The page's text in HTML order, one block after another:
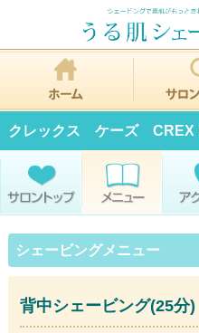
クレックス ケーズ CREX
シェービングメニュー
背中シェービング(25分)